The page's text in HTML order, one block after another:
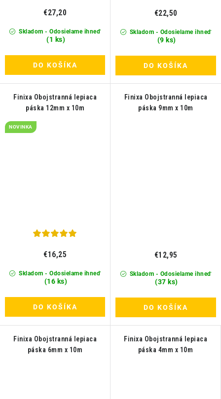
Skladom - Odosielame ihneď
(1 ks)
€27,20
DO KOŠÍKA
Skladom - Odosielame ihneď
(9 ks)
€22,50
DO KOŠÍKA
Finixa Obojstranná lepiaca
páska 12mm x 10m
NOVINKA
Skladom - Odosielame ihneď
(16 ks)
€16,25
DO KOŠÍKA
Finixa Obojstranná lepiaca
páska 9mm x 10m
Skladom - Odosielame ihneď
(37 ks)
€12,95
DO KOŠÍKA
Finixa Obojstranná lepiaca
páska 6mm x 10m
Finixa Obojstranná lepiaca
páska 4mm x 10m